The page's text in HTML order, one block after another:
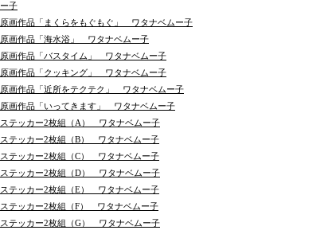
ー子
原画作品「まくらをもぐもぐ」 ワタナベムー子
原画作品「海水浴」 ワタナベムー子
原画作品「バスタイム」 ワタナベムー子
原画作品「クッキング」 ワタナベムー子
原画作品「近所をテクテク」 ワタナベムー子
原画作品「いってきます」 ワタナベムー子
ステッカー2枚組（A） ワタナベムー子
ステッカー2枚組（B） ワタナベムー子
ステッカー2枚組（C） ワタナベムー子
ステッカー2枚組（D） ワタナベムー子
ステッカー2枚組（E） ワタナベムー子
ステッカー2枚組（F） ワタナベムー子
ステッカー2枚組（G） ワタナベムー子